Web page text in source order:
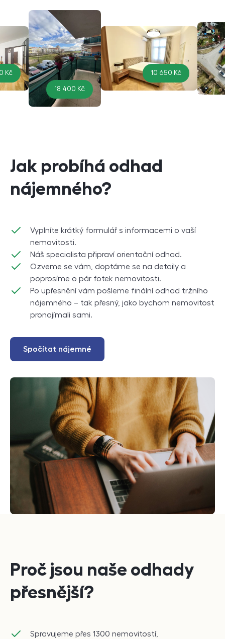
Kč
18 400 Kč
10 650 Kč
Jak probíhá odhad
nájemného?
Vyplníte krátký formulář s informacemi o vaší
nemovitosti.
Náš specialista připraví orientační odhad.
Ozveme se vám, doptáme se na detaily a
poprosíme o pár fotek nemovitosti.
Po upřesnění vám pošleme finální odhad tržního
nájemného – tak přesný, jako bychom nemovitost
pronajímali sami.
Spočítat nájemné
Proč jsou naše odhady
přesnější?
Spravujeme přes 1300 nemovitostí,